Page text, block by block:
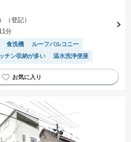
（登記）
分
食洗機
ルーフバルコニー
チン収納が多い
温水洗浄便座
陽当り良好
トイレ2個以上
浴室乾燥機 対面キッチン